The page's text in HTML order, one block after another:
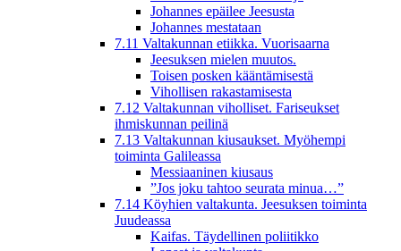
Johannes epäilee Jeesusta
Johannes mestataan
7.11 Valtakunnan etiikka. Vuorisaarna
Jeesuksen mielen muutos.
Toisen posken kääntämisestä
Vihollisen rakastamisesta
7.12 Valtakunnan viholliset. Fariseukset
ihmiskunnan peilinä
7.13 Valtakunnan kiusaukset. Myöhempi
toiminta Galileassa
Messiaaninen kiusaus
”Jos joku tahtoo seurata minua…”
7.14 Köyhien valtakunta. Jeesuksen toiminta
Juudeassa
Kaifas. Täydellinen poliitikko